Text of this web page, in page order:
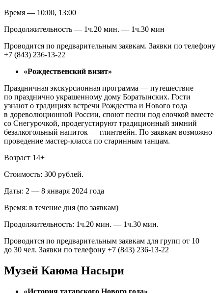
Время — 10:00, 13:00
Продолжительность — 1ч.20 мин. — 1ч.30 мин
Проводится по предварительным заявкам. Заявки по телефону
+7 (843) 236‑13‑22
«Рождественский визит»
Праздничная экскурсионная программа — путешествие
по празднично украшенному дому Боратынских. Гости
узнают о традициях встречи Рождества и Нового года
в дореволюционной России, споют песни под елочкой вместе
со Снегурочкой, продегустируют традиционный зимний
безалкогольный напиток — глинтвейн. По заявкам возможно
проведение мастер-класса по старинным танцам.
Возраст 14+
Стоимость: 300 рублей.
Даты: 2 — 8 января 2024 года
Время: в течение дня (по заявкам)
Продолжительность: 1ч.20 мин. — 1ч.30 мин.
Проводится по предварительным заявкам для групп от 10
до 30 чел. Заявки по телефону +7 (843) 236‑13‑22
Музей Каюма Насыри
«История татарского Нового года»